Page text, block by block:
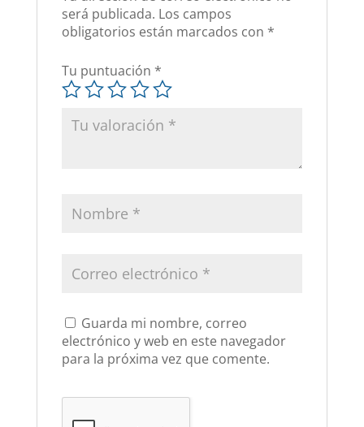
será publicada. Los campos
obligatorios están marcados con *
Tu puntuación *
Guarda mi nombre, correo
electrónico y web en este navegador
para la próxima vez que comente.